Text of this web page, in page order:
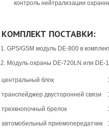
контроль нейтрализации
КОМПЛЕКТ ПОСТАВКИ:
1. GPS/GSM модуль DE-800 в
2. Модуль охраны DE-720LN или DE-
центральный блок
транспейджер двусторонней связи
трехкнопочный брелок
автомобильный приемопередатчик